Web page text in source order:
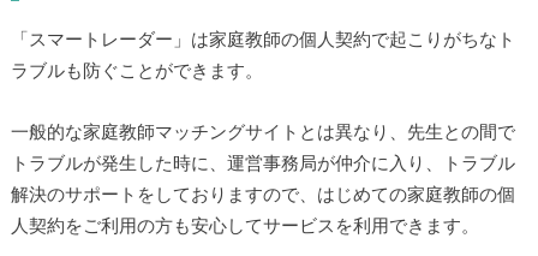
「スマートレーダー」は家庭教師の個人契約で起こりがちなト
ラブルも防ぐことができます。
一般的な家庭教師マッチングサイトとは異なり、先生との間で
トラブルが発生した時に、運営事務局が仲介に入り、トラブル
解決のサポートをしておりますので、はじめての家庭教師の個
人契約をご利用の方も安心してサービスを利用できます。